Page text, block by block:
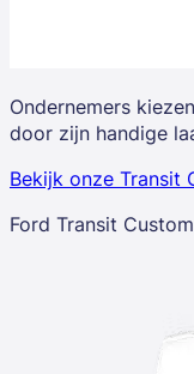
Ondernemers
door zijn handige
Bekijk onze Transit
Ford Transit Custom